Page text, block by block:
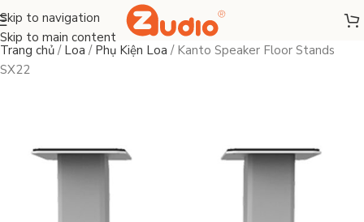
Skip to navigation
Skip to main content
Trang chủ / Loa / Phụ Kiện Loa / Kanto Speaker Floor Stands
SX22